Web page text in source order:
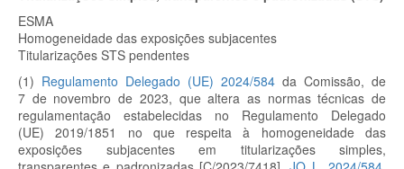
ESMA
Homogeneidade das exposições subjacentes
Titularizações STS pendentes
(1) Regulamento Delegado (UE) 2024/584 da Comissão, de
7 de novembro de 2023, que altera as normas técnicas de
regulamentação estabelecidas no Regulamento Delegado
(UE) 2019/1851 no que respeita à homogeneidade das
exposições subjacentes em titularizações simples,